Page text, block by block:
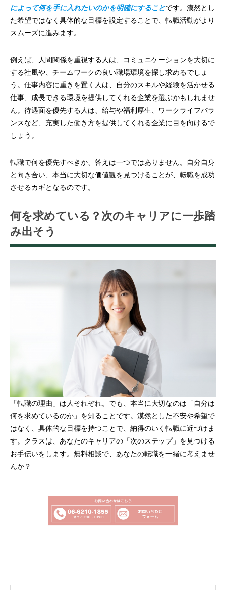
によって何を手に入れたいのかを明確にすることです。漠然とし
た希望ではなく具体的な目標を設定することで、転職活動がより
スムーズに進みます。
例えば、人間関係を重視する人は、コミュニケーションを大切に
する社風や、チームワークの良い職場環境を探し求めるでしょ
う。仕事内容に重きを置く人は、自分のスキルや経験を活かせる
仕事、成長できる環境を提供してくれる企業を選ぶかもしれませ
ん。待遇面を優先する人は、給与や福利厚生、ワークライフバラ
ンスなど、充実した働き方を提供してくれる企業に目を向けるで
しょう。
転職で何を優先すべきか、答えは一つではありません。自分自身
と向き合い、本当に大切な価値観を見つけることが、転職を成功
させるカギとなるのです。
何を求めている？次のキャリアに一歩踏
み出そう
「転職の理由」は人それぞれ。でも、本当に大切なのは「自分は
何を求めているのか」を知ることです。漠然とした不安や希望で
はなく、具体的な目標を持つことで、納得のいく転職に近づけま
す。クラスは、あなたのキャリアの「次のステップ」を見つける
お手伝いをします。無料相談で、あなたの転職を一緒に考えませ
んか？